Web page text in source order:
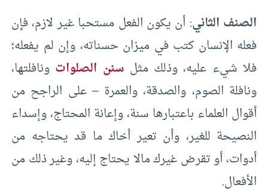
الصنف الثاني: أن يكون الفعل مستحبا غير لازم، فإن
فعله الإنسان كتب في ميزان حسناته، وإن لم يفعله؛
فلا شيء عليه، وذلك مثل سنن الصلوات ونافلتها،
ونافلة الصوم، والصدقة، والعمرة – على الراجح من
أقوال العلماء باعتبارها سنة، وإعانة المحتاج، وإسداء
النصيحة للغير، وأن تعير أخاك ما قد يحتاجه من
أدوات، أو تقرض غيرك مالا يحتاج إليه، وغير ذلك من
الأفعال.